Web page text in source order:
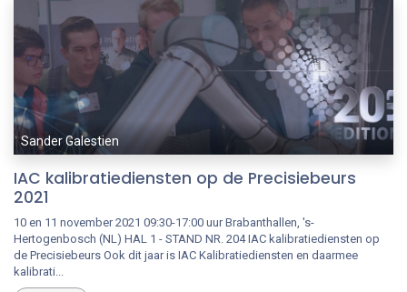
Sander Galestien
IAC kalibratiediensten op de Precisiebeurs
2021
10 en 11 november 2021 09:30-17:00 uur Brabanthallen, 's-
Hertogenbosch (NL) HAL 1 - STAND NR. 204 IAC kalibratiediensten op
de Precisiebeurs Ook dit jaar is IAC Kalibratiediensten en daarmee
kalibrati...